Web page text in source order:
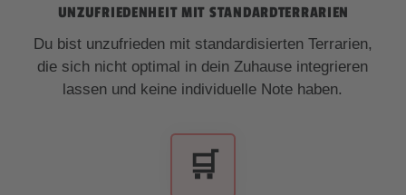
UNZUFRIEDENHEIT MIT STANDARDTERRARIEN
Du bist unzufrieden mit standardisierten Terrarien,
die sich nicht optimal in dein Zuhause integrieren
lassen und keine individuelle Note haben.
🛒